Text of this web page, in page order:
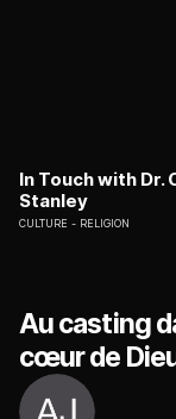
In Touch with Dr.
Stanley
CULTURE RELIGION
Au casting
cœur de